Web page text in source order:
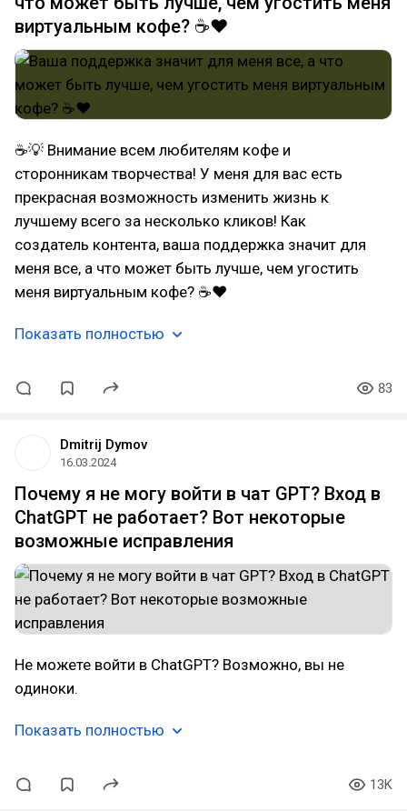
виртуальным кофе? ☕️❤️
☕💡 Внимание всем любителям кофе и
сторонникам творчества! У меня для вас есть
прекрасная возможность изменить жизнь к
лучшему всего за несколько кликов! Как
создатель контента, ваша поддержка значит для
меня все, а что может быть лучше, чем угостить
меня виртуальным кофе? ☕❤
Показать полностью
83
Dmitrij Dymov
16.03.2024
Почему я не могу войти в чат GPT? Вход в
ChatGPT не работает? Вот некоторые
возможные исправления
Не можете войти в ChatGPT? Возможно, вы не
одиноки.
Показать полностью
13K